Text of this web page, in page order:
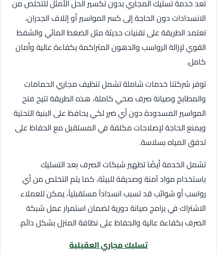
تعد خدمة تسليك المجاري بدون تكسير الحل الأمثل للتخلص من
الانسدادات دون الحاجة إلى كسر المواسير أو إتلاف الجدران،
تعتمد الطريقة على تقنيات حديثة مثل الضغط المائي والشفط
القوي لإزالة الرواسب والدهون المتراكمة بكفاءة عالية وأمان
كامل.
توفر شركتنا خدمات شاملة تشمل تنظيف مجاري الحمامات
والمطابخ وصيانة صرف صحي كاملة، هذه الطريقة تتيح فتح
المواسير المسدودة دون أي ضرر لكي يحافظ على البنية التحتية
ويمنع الحاجة لإصلاحات مكلفة في المستقبل مع الحفاظ على
تدفق المياه بسلاسة.
تشمل الخدمة أيضًا تطهير شبكات الصرف بعد التسليك
باستخدام مواد آمنة وصديقة للبيئة، كما يتم التخلص من أي
رواسب أو شوائب قد تسبب انسداداً مستقبلياً، يمكن للعملاء
الاشتراك في برامج صيانة دورية لضمان استمرار عمل شبكة
الصرف بكفاءة عالية والحفاظ على نظافة المنزل بشكل دائم.
تسليك مجاري العقيلية